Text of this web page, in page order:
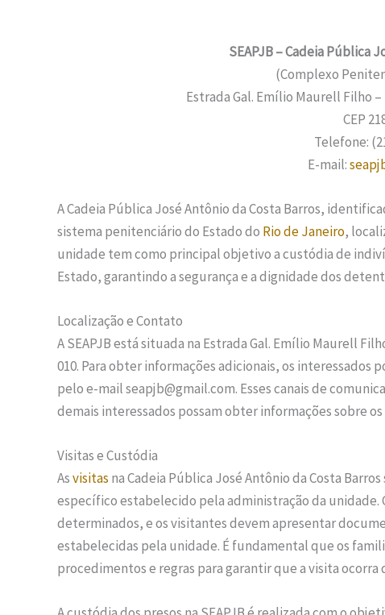
SEAPJB – Cadeia Pública
(Complexo
Estrada Gal. Emílio Maurell Filho
CEP
Telefone:
E-mail:
A Cadeia Pública José Antônio da Costa Barros,
sistema penitenciário do Estado do Rio de Janeiro,
unidade tem como principal objetivo a custódia de
Estado, garantindo a segurança e a dignidade dos
Localização e Contato
A SEAPJB está situada na Estrada Gal. Emílio Maurell
010. Para obter informações adicionais, os
pelo e-mail seapjb@gmail.com. Esses canais de
demais interessados possam obter informações sobre
Visitas e Custódia
Asvisitas na Cadeia Pública José Antônio da Costa
específico estabelecido pela administração da unidade.
determinados, e os visitantes devem apresentar
estabelecidas pela unidade. É fundamental que os
procedimentos e regras para garantir que a visita